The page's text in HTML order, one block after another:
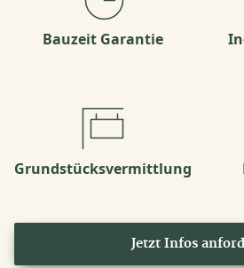
Bauzeit Garantie
Grundstücksvermittlung
Jetzt Infos